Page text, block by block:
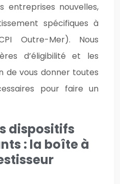
entreprises nouvelles,
spécifiques à
Outre-Mer). Nous
d’éligibilité et les
de vous donner toutes
pour faire un
dispositifs
: la boîte à